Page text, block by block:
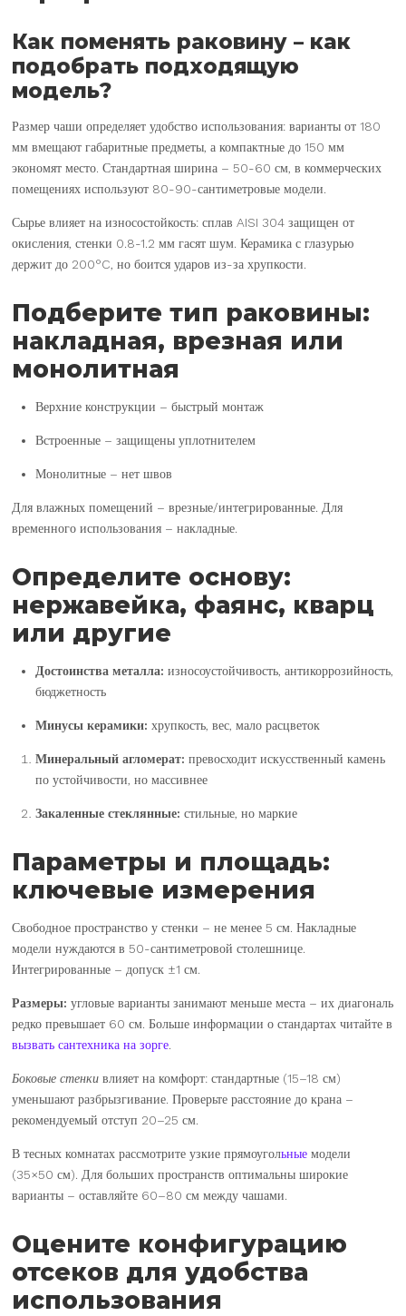
Как поменять раковину – как
подобрать подходящую
модель?
Размер чаши определяет удобство использования: варианты от 180
мм вмещают габаритные предметы, а компактные до 150 мм
экономят место. Стандартная ширина – 50-60 см, в коммерческих
помещениях используют 80-90-сантиметровые модели.
Сырье влияет на износостойкость: сплав AISI 304 защищен от
окисления, стенки 0.8-1.2 мм гасят шум. Керамика с глазурью
держит до 200°C, но боится ударов из-за хрупкости.
Подберите тип раковины:
накладная, врезная или
монолитная
Верхние конструкции – быстрый монтаж
Встроенные – защищены уплотнителем
Монолитные – нет швов
Для влажных помещений – врезные/интегрированные. Для
временного использования – накладные.
Определите основу:
нержавейка, фаянс, кварц
или другие
Достоинства металла: износоустойчивость, антикоррозийность,
бюджетность
Минусы керамики: хрупкость, вес, мало расцветок
Минеральный агломерат: превосходит искусственный камень
по устойчивости, но массивнее
Закаленные стеклянные: стильные, но маркие
Параметры и площадь:
ключевые измерения
Свободное пространство у стенки – не менее 5 см. Накладные
модели нуждаются в 50-сантиметровой столешнице.
Интегрированные – допуск ±1 см.
Размеры: угловые варианты занимают меньше места – их диагональ
редко превышает 60 см. Больше информации о стандартах читайте в
вызвать сантехника на зорге
Боковые стенки влияет на комфорт: стандартные (15–18 см)
уменьшают разбрызгивание. Проверьте расстояние до крана –
рекомендуемый отступ 20–25 см.
В тесных комнатах рассмотрите узкие прямоугольные модели
(35×50 см). Для больших пространств оптимальны широкие
варианты – оставляйте 60–80 см между чашами.
Оцените конфигурацию
отсеков для удобства
использования